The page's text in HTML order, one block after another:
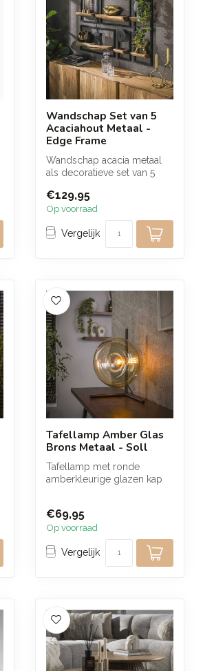
Wandschap Set van 5
Acaciahout Metaal -
Edge Frame
Wandschap acacia metaal
als decoratieve set van 5
meta...
€129,95
Op voorraad
Vergelijk
Tafellamp Amber Glas
Brons Metaal - Soll
Tafellamp met ronde
amberkleurige glazen kap
€69,95
Op voorraad
Vergelijk